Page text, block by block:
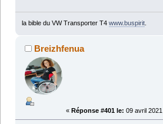
la bible du VW Transporter T4 www.buspirit.
Breizhfenua
« Réponse #401 le: 09 avril